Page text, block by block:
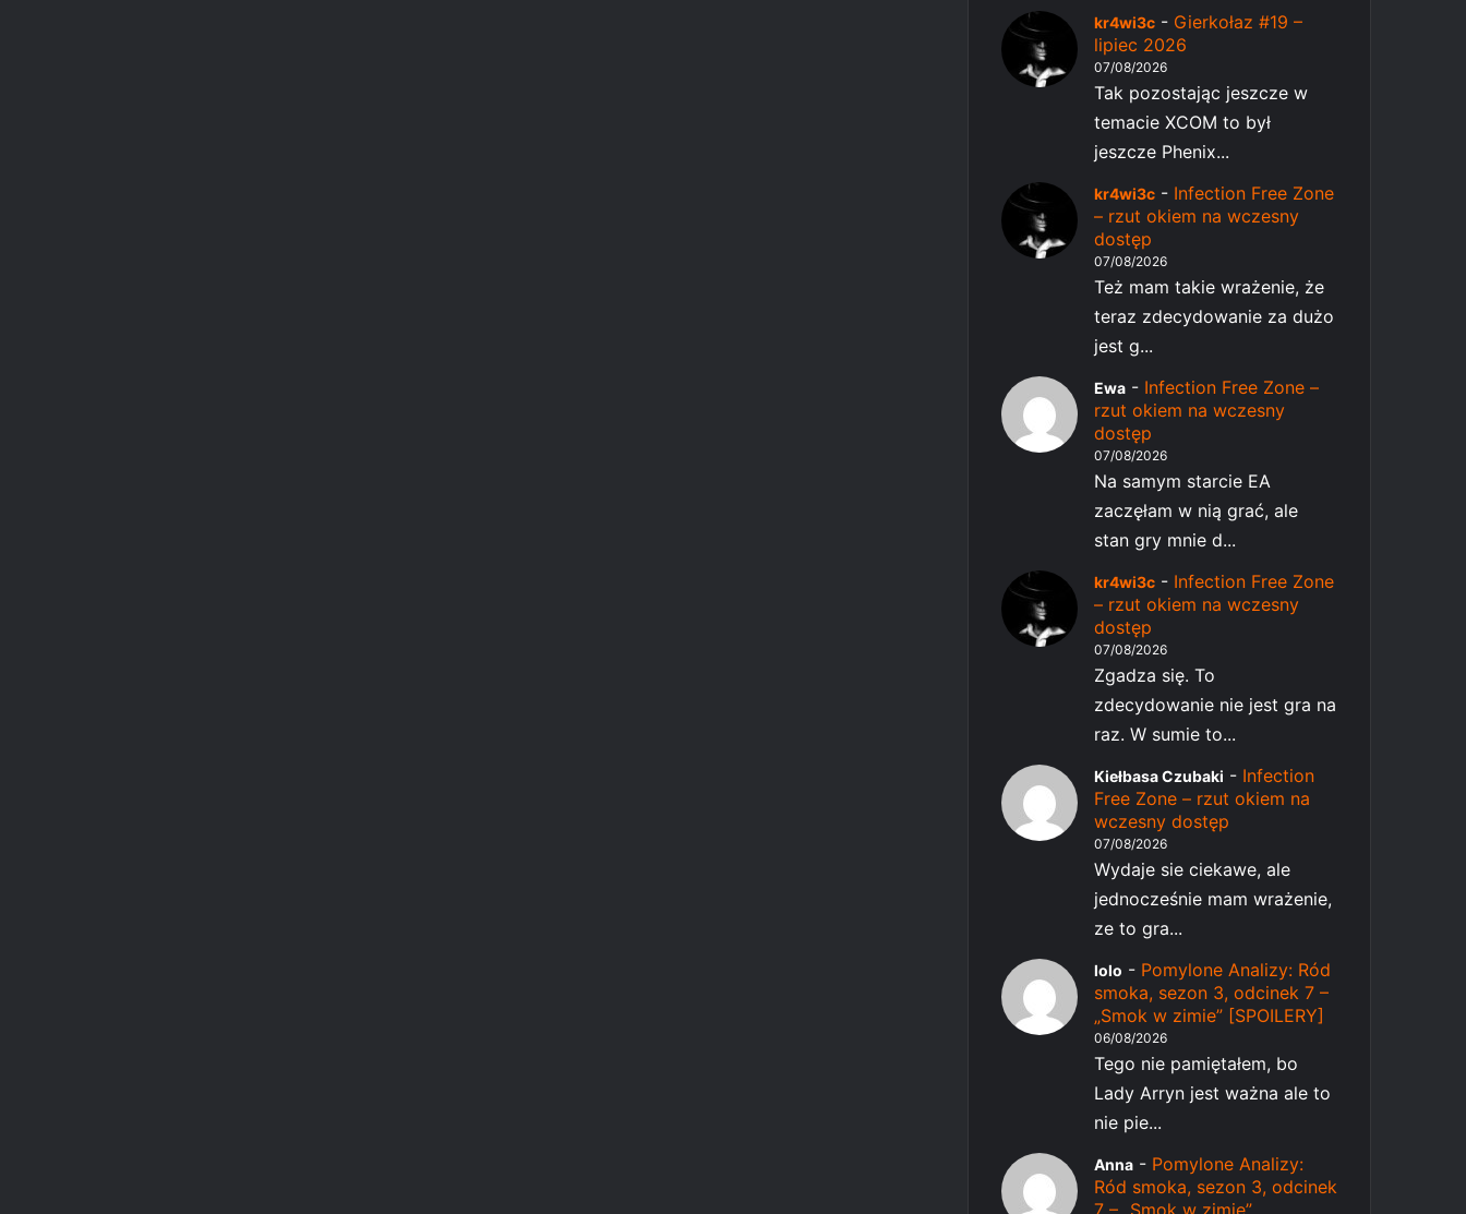
kr4wi3c - Gierkołaz #19 –
lipiec 2026
07/08/2026
Tak pozostając jeszcze w
temacie XCOM to był
jeszcze Phenix...
kr4wi3c - Infection Free Zone
– rzut okiem na wczesny
dostęp
07/08/2026
Też mam takie wrażenie, że
teraz zdecydowanie za dużo
jest g...
Ewa - Infection Free Zone –
rzut okiem na wczesny
dostęp
07/08/2026
Na samym starcie EA
zaczęłam w nią grać, ale
stan gry mnie d...
kr4wi3c - Infection Free Zone
– rzut okiem na wczesny
dostęp
07/08/2026
Zgadza się. To
zdecydowanie nie jest gra na
raz. W sumie to...
Kiełbasa Czubaki - Infection
Free Zone – rzut okiem na
wczesny dostęp
07/08/2026
Wydaje sie ciekawe, ale
jednocześnie mam wrażenie,
ze to gra...
lolo - Pomylone Analizy: Ród
smoka, sezon 3, odcinek 7 –
„Smok w zimie” [SPOILERY]
06/08/2026
Tego nie pamiętałem, bo
Lady Arryn jest ważna ale to
nie pie...
Anna - Pomylone Analizy:
Ród smoka, sezon 3, odcinek